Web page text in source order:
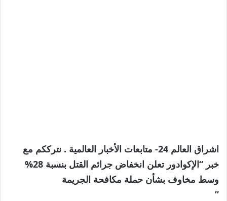
اشراق العالم 24- متابعات الأخبار العالمية . نترككم مع
خبر “الإكوادور تعلن انخفاض جرائم القتل بنسبة 28%
وسط مخاوف بشأن حملة مكافحة الجريمة
”